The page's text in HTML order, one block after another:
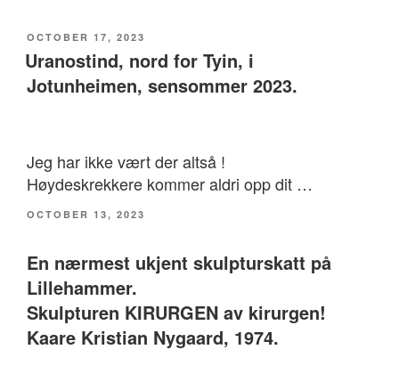
POSTED
ON
OCTOBER 17, 2023
Uranostind, nord for Tyin, i
Jotunheimen, sensommer 2023.
Jeg har ikke vært der altså !
Høydeskrekkere kommer aldri opp dit …
POSTED
OCTOBER 13, 2023
En nærmest ukjent skulpturskatt på
Lillehammer.
Skulpturen KIRURGEN av kirurgen!
Kaare Kristian Nygaard, 1974.